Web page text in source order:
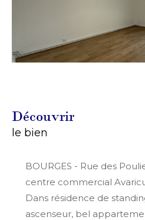
découvrir
le bien
BOURGES - Rue des
centre commercial
Dans résidence de
ascenseur, bel